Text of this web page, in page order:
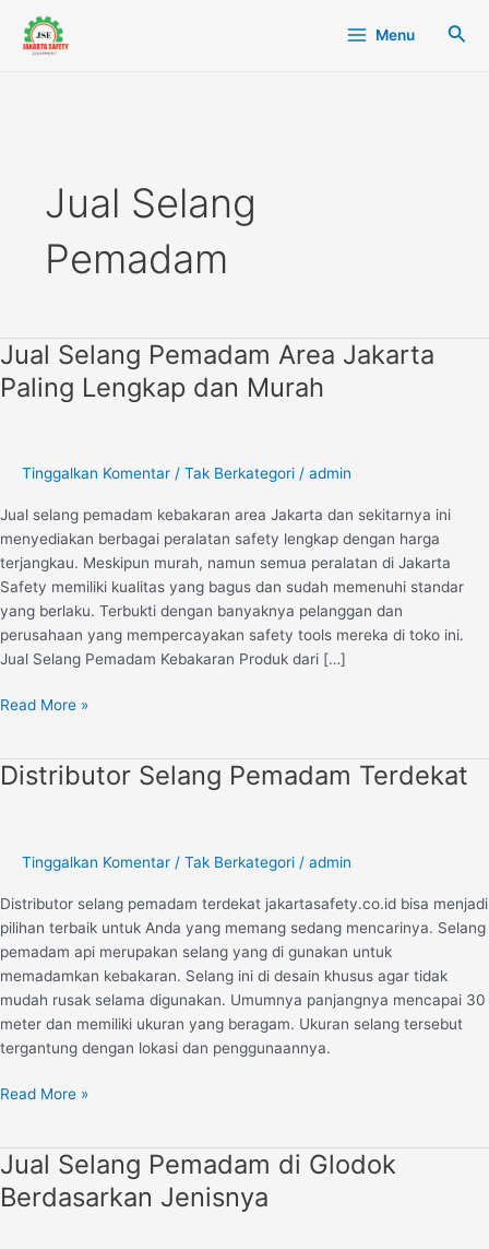
konten
Menu Cari
Jual Selang
Pemadam
Jual Selang Pemadam Area Jakarta
Paling Lengkap dan Murah
Tinggalkan Komentar / Tak Berkategori / admin
Jual selang pemadam kebakaran area Jakarta dan sekitarnya ini
menyediakan berbagai peralatan safety lengkap dengan harga
terjangkau. Meskipun murah, namun semua peralatan di Jakarta
Safety memiliki kualitas yang bagus dan sudah memenuhi standar
yang berlaku. Terbukti dengan banyaknya pelanggan dan
perusahaan yang mempercayakan safety tools mereka di toko ini.
Jual Selang Pemadam Kebakaran Produk dari […]
Jual
Selang
Pemadam
Paling
dan
Murah
Read More »
Distributor Selang Pemadam Terdekat
Tinggalkan Komentar / Tak Berkategori / admin
Distributor selang pemadam terdekat jakartasafety.co.id bisa menjadi
pilihan terbaik untuk Anda yang memang sedang mencarinya. Selang
pemadam api merupakan selang yang di gunakan untuk
memadamkan kebakaran. Selang ini di desain khusus agar tidak
mudah rusak selama digunakan. Umumnya panjangnya mencapai 30
meter dan memiliki ukuran yang beragam. Ukuran selang tersebut
tergantung dengan lokasi dan penggunaannya.
Distributor
Read More »
Jual Selang Pemadam di Glodok
Berdasarkan Jenisnya
Jual
Selang
Pemadam